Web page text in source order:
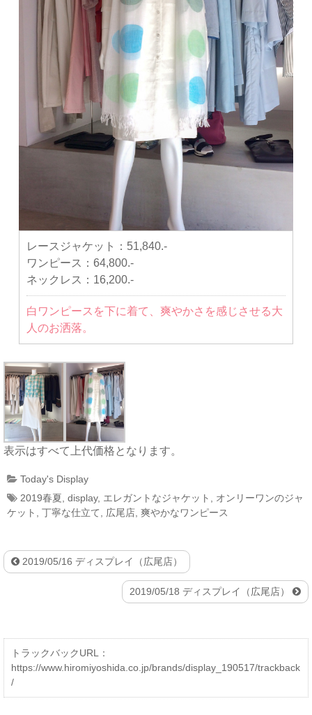
レースジャケット： 51,840.-
ワンピース： 64,800.-
ネックレス： 16,200.-
白ワンピースを下に着て、爽やかさを感じさせる大
人のお洒落。
表示はすべて上代価格となります。
Today's Display
2019春夏 display, エレガントなジャケット
オンリーワンのジャ
ケット
丁寧な仕立て 広尾店 爽やかなワンピース
2019/05/16 ディスプレイ（広尾店）
2019/05/18 ディスプレイ（広尾店）
トラックバックURL：
https://www.hiromiyoshida.co.jp/brands/display_190517/trackback
/